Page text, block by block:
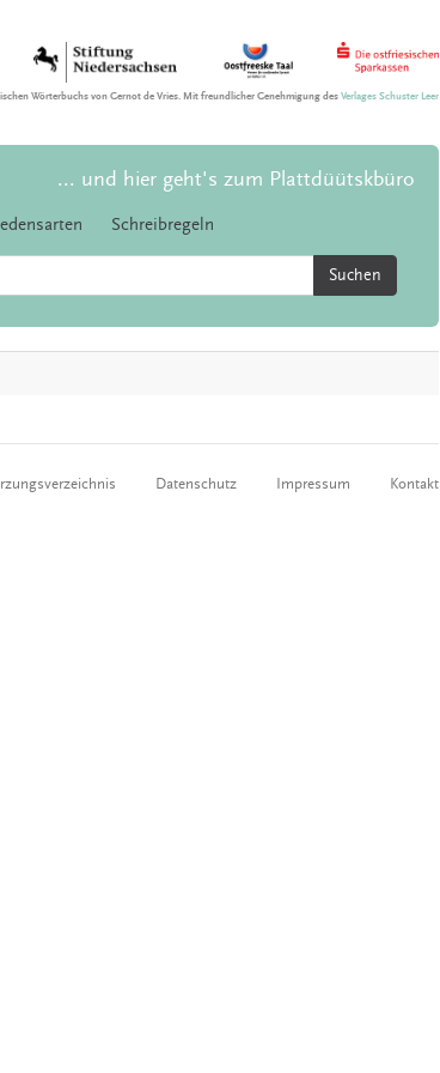
Wörterbuchs von Gernot de Vries. Mit freundlicher Genehmigung desVerlages Schuster Leer
... und hier geht's zum Plattdüütskbüro
Schreibregeln
Suchen
Datenschutz Impressum Kontakt